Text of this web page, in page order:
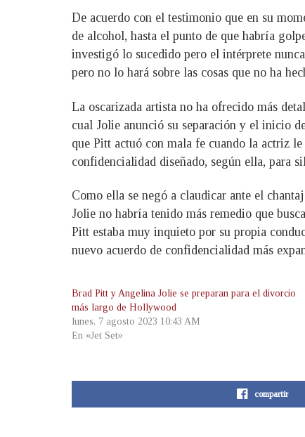
De acuerdo con el testimonio que en su
de alcohol, hasta el punto de que habría
investigó lo sucedido pero el intérprete
pero no lo hará sobre las cosas que no ha
La oscarizada artista no ha ofrecido más
cual Jolie anunció su separación y el inicio
que Pitt actuó con mala fe cuando la actriz
confidencialidad diseñado, según ella, para
Como ella se negó a claudicar ante el
Jolie no habría tenido más remedio que
Pitt estaba muy inquieto por su propia
nuevo acuerdo de confidencialidad más
Brad Pitt y Angelina Jolie se preparan para el divorcio
más largo de Hollywood
lunes, 7 agosto 2023 10:43 AM
En «Jet Set»
compartir